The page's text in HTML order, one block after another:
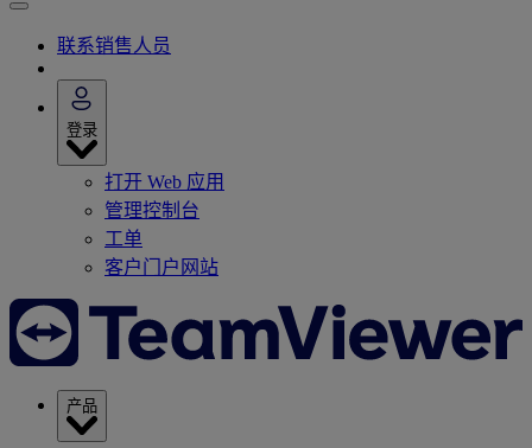
联系销售人员
登录
打开 Web 应用
管理控制台
工单
客户门户网站
产品